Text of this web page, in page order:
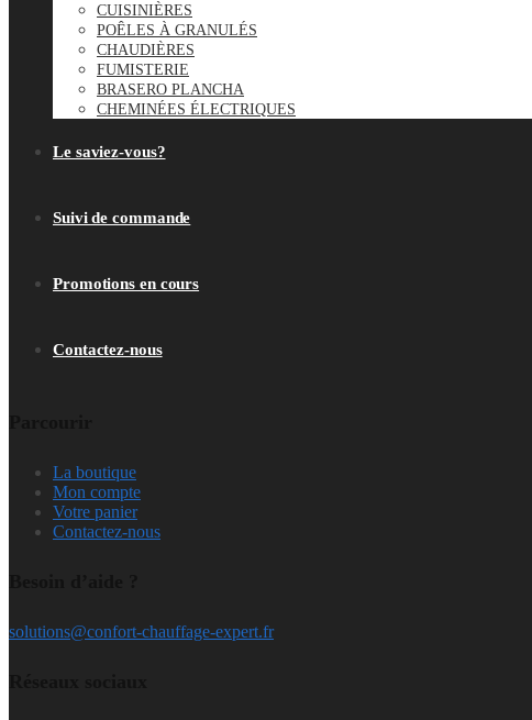
CUISINIÈRES
POÊLES À GRANULÉS
CHAUDIÈRES
FUMISTERIE
BRASERO PLANCHA
CHEMINÉES ÉLECTRIQUES
Le saviez-vous?
Suivi de commande
Promotions en cours
Contactez-nous
La boutique
Mon compte
Votre panier
Contactez-nous
solutions@confort-chauffage-expert.fr